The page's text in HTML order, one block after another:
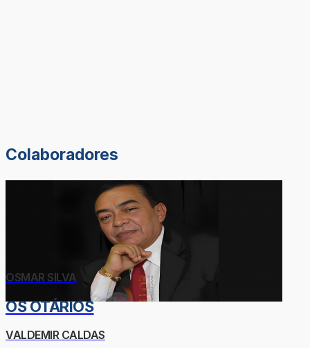
Colaboradores
OSMAR SILVA
OS OTÁRIOS
VALDEMIR CALDAS